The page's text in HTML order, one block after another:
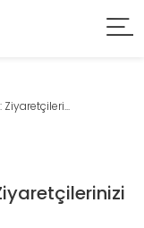
Ziyaretçileri...